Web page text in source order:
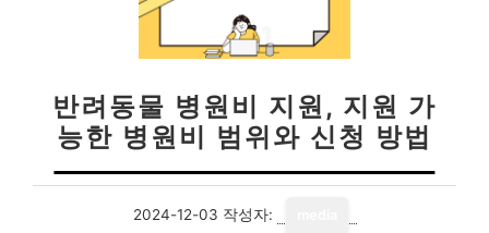
반려동물 병원비 지원, 지원 가
능한 병원비 범위와 신청 방법
2024-12-03 작성자: